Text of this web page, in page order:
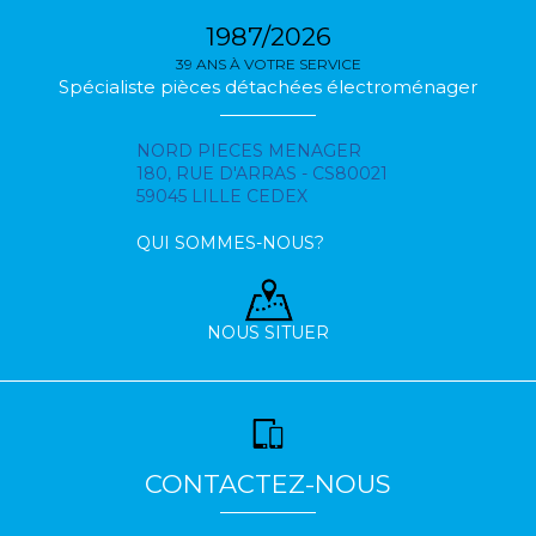
1987/2026
39 ANS À VOTRE SERVICE
Spécialiste pièces détachées électroménager
NORD PIECES MENAGER
180, RUE D'ARRAS - CS80021
59045 LILLE CEDEX
QUI SOMMES-NOUS?
NOUS SITUER
CONTACTEZ-NOUS